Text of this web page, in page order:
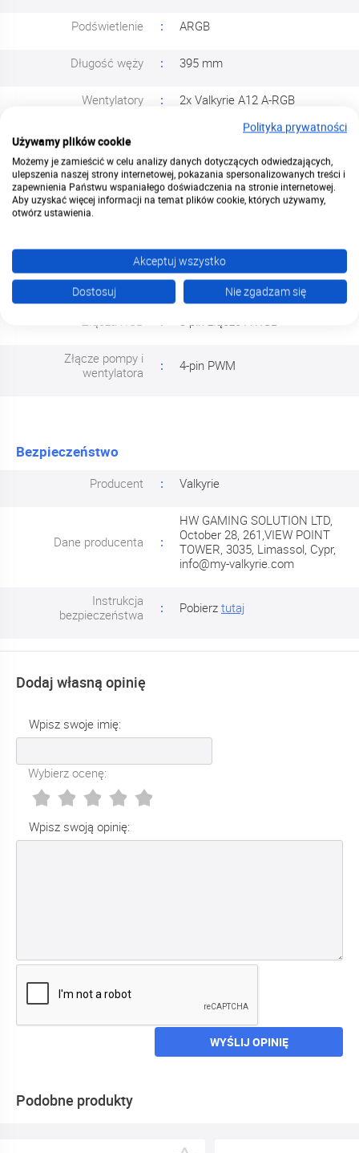
Podświetlenie ARGB
Długość węży 395 mm
Wentylatory 2x Valkyrie A12 A-RGB
Przepływ powietrza 117.23 m3/h
Ciśnienie statyczne 2.2 mmH2O
Łożysko Rifle Bearing
Kompatybilność Intel 1851, 1700, 1200, 1151
Kompatybilność AMD AM5, AM4
Złącze pompy i
wentylatora
4-pin PWM
Bezpieczeństwo
Producent Valkyrie
Dane producenta
HW GAMING SOLUTION LTD,
October 28, 261,VIEW POINT
TOWER, 3035, Limassol, Cypr,
info@my-valkyrie.com
Instrukcja
bezpieczeństwa
Pobierz tutaj
Dodaj własną opinię
Wpisz swoje imię:
Wybierz ocenę:
Wpisz swoją opinię:
WYŚLIJ OPINIĘ
Podobne produkty
Polityka prywatności
Używamy plików cookie
Możemy je zamieścić w celu analizy danych dotyczących odwiedzających,
ulepszenia naszej strony internetowej, pokazania spersonalizowanych treści i
zapewnienia Państwu wspaniałego doświadczenia na stronie internetowej.
Aby uzyskać więcej informacji na temat plików cookie, których używamy,
otwórz ustawienia.
Akceptuj wszystko
Dostosuj
Nie zgadzam się